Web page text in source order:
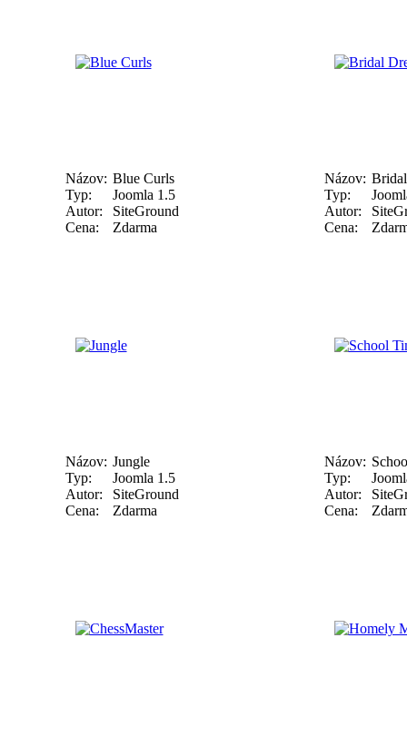
Názov: Blue Curls
Typ:
Joomla 1.5
Autor:
SiteGround
Cena:
Zdarma
Názov:
Typ:
Autor:
Cena:
Názov: Jungle
Typ:
Joomla 1.5
Autor:
SiteGround
Cena:
Zdarma
Názov:
Typ:
Autor:
Cena: